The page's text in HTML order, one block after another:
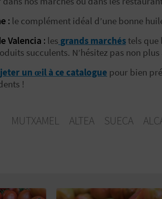
: le complément idéal d’une bonne
Valencia : les grands marchéstels que
succulents. N’hésitez pas non
jeter un œil à ce catalogue pour bien
!
MUTXAMEL ALTEA SUECA